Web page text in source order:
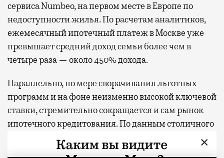
сервиса Numbeo, на первом месте в Европе по
недоступности жилья. По расчетам аналитиков,
ежемесячный ипотечный платеж в Москве уже
превышает средний доход семьи более чем в
четыре раза — около 450% дохода.
Параллельно, по мере сворачивания льготных
программ и на фоне неизменно высокой ключевой
ставки, стремительно сокращается и сам рынок
ипотечного кредитования. По данным столичного
управления Росреестра, объем выдачи ипотеки в
Москве за годснизилсяболее чем на 20%, а число
×